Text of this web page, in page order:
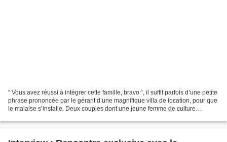
“ Vous avez réussi à intégrer cette famille, bravo “, il suffit parfois d’une petite
phrase prononcée par le gérant d’une magnifique villa de location, pour que
le malaise s’installe. Deux couples dont une jeune femme de culture